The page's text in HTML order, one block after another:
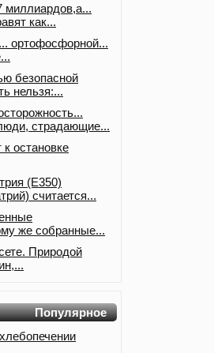
миллиардов,а...
как...
ортофосфорной...
безопасной
нельзя:...
страдающие...
остановке
(E350)
считается...
же собранные...
Природой
Популярное